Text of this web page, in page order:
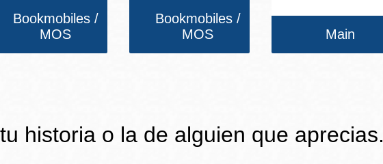
Bookmobiles /
MOS
Bookmobiles /
MOS
Main
historia o la de alguien que aprecias.